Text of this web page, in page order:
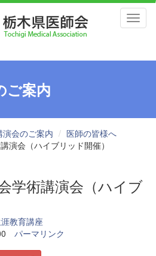
ご案内
演会のご案内
医師の皆様へ
演会（ハイブリッド開催）
学術講演会（ハイブ
教育講座
パーマリンク